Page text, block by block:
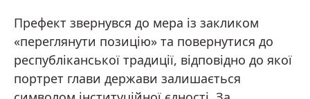
Префект звернувся до мера із закликом
«переглянути позицію» та повернутися до
республіканської традиції, відповідно до якої
портрет глави держави залишається